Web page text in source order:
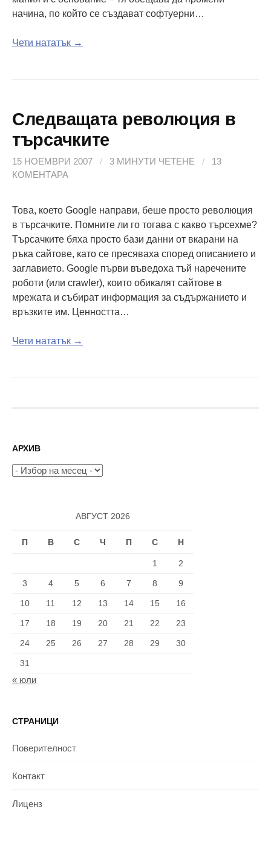
начина, по който се създават софтуерни…
Чети нататък →
Следващата революция в
търсачките
15 НОЕМВРИ 2007 / 3 МИНУТИ ЧЕТЕНЕ /
13
КОМЕНТАРА
Това, което Google направи, беше просто революция
в търсачките. Помните ли го тогава с какво търсехме?
Търсачките бяха просто бази данни от вкарани на
ръка сайтове, като се пресяваха според описанието и
заглавието. Google първи въведоха тъй наречените
роботи (или crawler), които обикалят сайтове в
мрежата и събират информация за съдържанието и
връзките им. Ценността…
Чети нататък →
АРХИВ
Архив
АВГУСТ 2026
П В С Ч П С Н
1 2
3 4 5 6 7 8 9
10 11 12 13 14 15 16
17 18 19 20 21 22 23
24 25 26 27 28 29 30
31
« юли
СТРАНИЦИ
Поверителност
Контакт
Лиценз